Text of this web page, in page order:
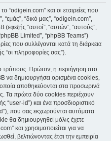
“odigein.com” και οι εταιρείες που
“εμάς”, “δικό μας”, “odigein.com”,
“αυτοί”, “αυτών”, “αυτούς”,
Limited”, “phpBB Teams”)
που συλλέγονται κατά τη διάρκεια
“οι πληροφορίες σας”).
τρόπους. Πρώτον, η περιήγηση στο
να δημιουργήσει ορισμένα cookies,
οποία αποθηκεύονται στα προσωρινά
Τα πρώτα δύο cookies περιέχουν
“user-id”) και ένα προσδιοριστικό
που σας εκχωρούνται αυτόματα
θα δημιουργηθεί μόλις έχετε
και χρησιμοποιείται για να
βελτιώνοντας έτσι την εμπειρία